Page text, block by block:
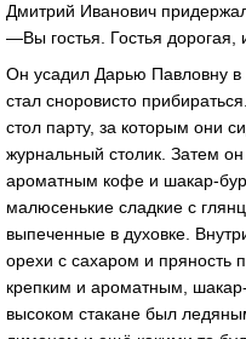
Дмитрий Иванович
—Вы гостья. Гостья дорогая,
Он усадил Дарью Павловну в
стал сноровисто
стол парту, за которым они
журнальный столик. Затем
ароматным кофе и шакар-
малюсенькие сладкие с
выпеченные в духовке.
орехи с сахаром и
крепким и ароматным,
высоком стакане был